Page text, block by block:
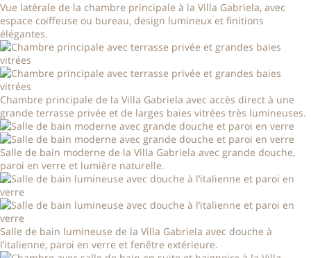
Vue latérale de la chambre principale à la Villa Gabriela, avec
espace coiffeuse ou bureau, design lumineux et finitions
élégantes.
Chambre principale de la Villa Gabriela avec accès direct à une
grande terrasse privée et de larges baies vitrées très lumineuses.
Salle de bain moderne de la Villa Gabriela avec grande douche,
paroi en verre et lumière naturelle.
Salle de bain lumineuse de la Villa Gabriela avec douche à
l’italienne, paroi en verre et fenêtre extérieure.